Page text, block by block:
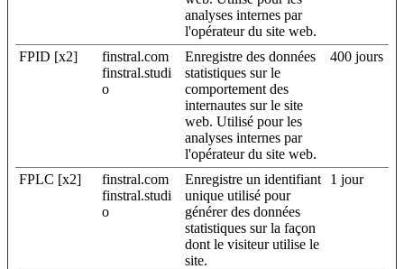
analyses internes par
l'opérateur du site web.
FPID [x2]
finstral.com
finstral.studi
o
Enregistre des données
statistiques sur le
comportement des
internautes sur le site
web. Utilisé pour les
analyses internes par
l'opérateur du site web.
400 jours
FPLC [x2]
finstral.com
finstral.studi
o
Enregistre un identifiant
unique utilisé pour
générer des données
statistiques sur la façon
dont le visiteur utilise le
site.
1 jour